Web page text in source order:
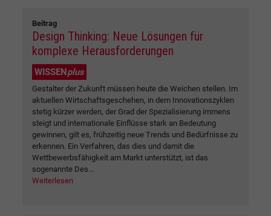
Beitrag
Design Thinking: Neue Lösungen für
komplexe Herausforderungen
WISSENplus
Gestalter der Zukunft müssen heute die Weichen stellen. Im
aktuellen Wirtschaftsgeschehen, in dem Innovationszyklen
stetig kürzer werden, der Grad der Spezialisierung immens
steigt und internationale Einflüsse stark an Bedeutung
gewinnen, gilt es, frühzeitig neue Trends und Bedürfnisse zu
erkennen. Ein Verfahren, das dies und damit die
Wettbewerbsfähigkeit am Markt unterstützt, ist das
sogenannte Des...
Weiterlesen